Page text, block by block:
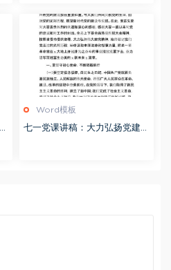
Word模板
七一党课讲稿：大力弘扬党建精